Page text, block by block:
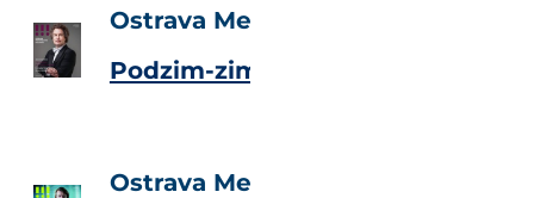
Ostrava Metropolitan Magazine
Podzim-zima 2014
Ostrava Metropolitan Magazine